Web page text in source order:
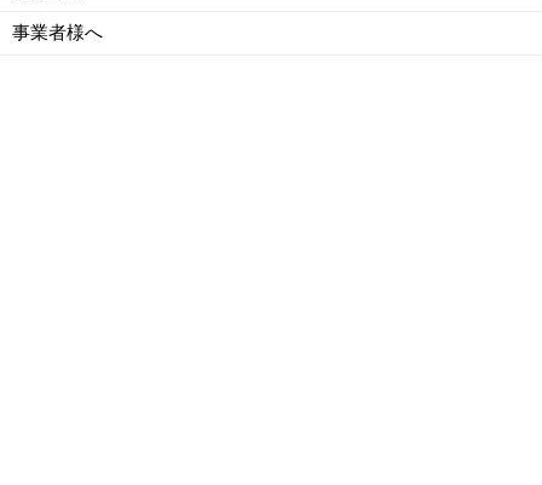
事業者様へ